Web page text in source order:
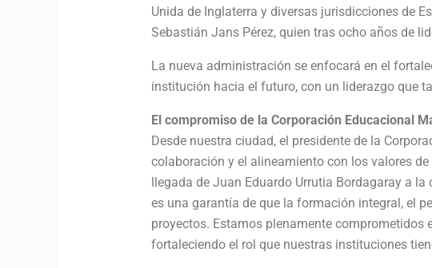
Unida de Inglaterra y diversas jurisdicciones de
Sebastián Jans Pérez, quien tras ocho años de
La nueva administración se enfocará en el
institución hacia el futuro, con un liderazgo que
El compromiso de la Corporación Educacional
Desde nuestra ciudad, el presidente de la
colaboración y el alineamiento con los valores
llegada de Juan Eduardo Urrutia Bordagaray a
es una garantía de que la formación integral, el
proyectos. Estamos plenamente
fortaleciendo el rol que nuestras instituciones